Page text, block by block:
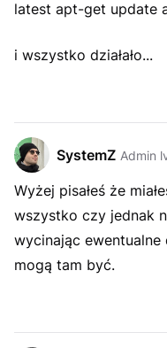
latest apt-get update
i wszystko działało...
SystemZ Admin
Wyżej pisałeś że
wszystko czy jednak
wycinając
mogą tam być.